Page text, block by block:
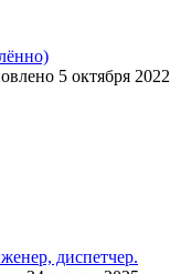
5 октября 2022
диспетчер.